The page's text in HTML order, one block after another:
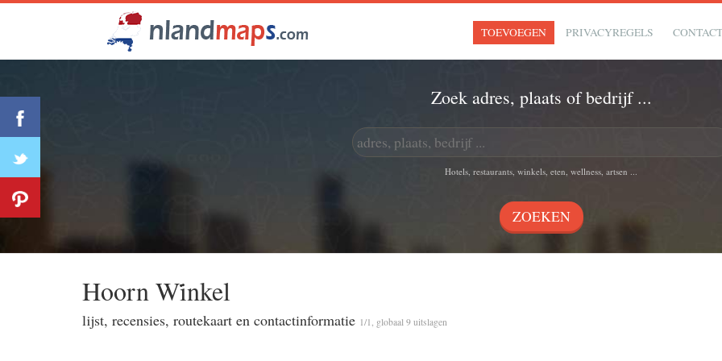
TOEVOEGEN PRIVACYREGELS
Zoek adres, plaats of bedrijf ...
Hotels, restaurants, winkels, eten, wellness, artsen ...
Hoorn Wi̇̇nkel
lijst, recensies, routekaart en contactinformatie 1/1, globaal 9 uitslagen